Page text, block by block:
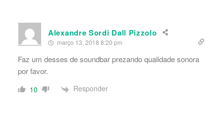
Alexandre Sordi Dall Pizzolo
março 13, 2018 8:20 pm
Faz um desses de soundbar prezando qualidade sonora
por favor.
10 Responder